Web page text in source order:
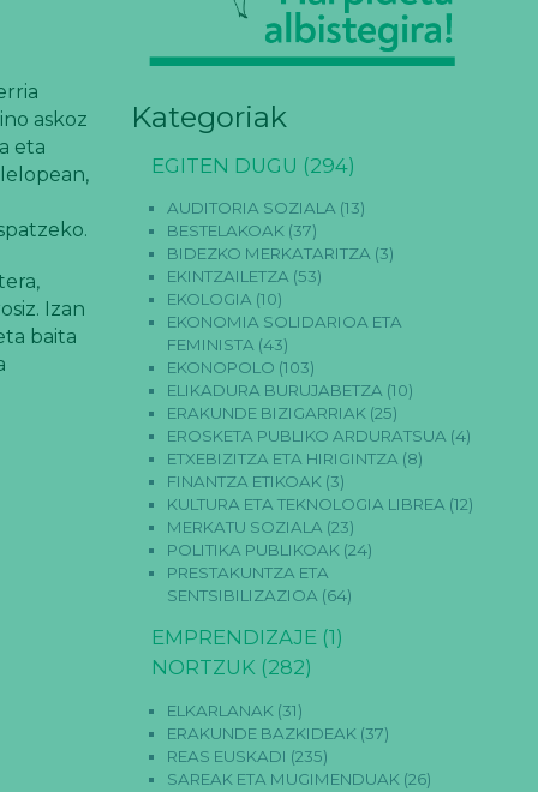
askoz
eta
lelopean,
Izan
baita
Kategoriak
EGITEN DUGU (294)
AUDITORIA SOZIALA (13)
BESTELAKOAK (37)
BIDEZKO MERKATARITZA (3)
EKINTZAILETZA (53)
EKOLOGIA (10)
EKONOMIA SOLIDARIOA ETA
FEMINISTA (43)
EKONOPOLO (103)
ELIKADURA BURUJABETZA (10)
ERAKUNDE BIZIGARRIAK (25)
EROSKETA PUBLIKO ARDURATSUA (4)
ETXEBIZITZA ETA HIRIGINTZA (8)
FINANTZA ETIKOAK (3)
KULTURA ETA TEKNOLOGIA LIBREA (12)
MERKATU SOZIALA (23)
POLITIKA PUBLIKOAK (24)
PRESTAKUNTZA ETA
SENTSIBILIZAZIOA (64)
EMPRENDIZAJE(1)
NORTZUK(282)
ELKARLANAK (31)
ERAKUNDE BAZKIDEAK (37)
REAS EUSKADI (235)
SAREAK ETA MUGIMENDUAK (26)